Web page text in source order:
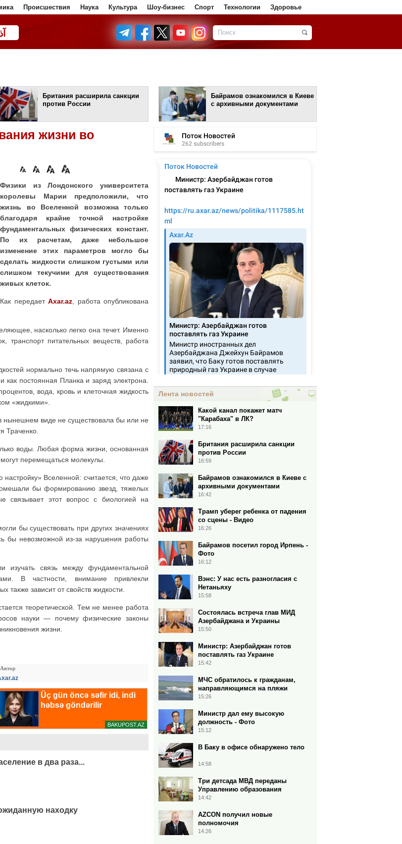
Происшествия Наука Культура Шоу-бизнес Спорт Технологии Здоровье
آذ
Британия расширила санкции
против России
Байрамов ознакомился в Киеве
с архивными документами
жизни во
Физики из Лондонского университета
королевы Марии предположили, что
жизнь во Вселенной возможна только
благодаря крайне точной настройке
фундаментальных физических констант.
По их расчетам, даже небольшое
изменение этих параметров могло бы
сделать жидкости слишком густыми или
слишком текучими для существования
живых клеток.
Как передает Axar.az , работа опубликована
насколько легко она течет. Именно
транспорт питательных веществ, работа
нормально течь напрямую связана с
постоянная Планка и заряд электрона.
вода, кровь и клеточная жидкость
«жидкими».
нынешнем виде не существовала бы или не
Траченко.
воды. Любая форма жизни, основанная
перемещаться молекулы.
Вселенной: считается, что даже
бы формированию звезд, тяжелых
связывает этот вопрос с биологией на
бы существовать при других значениях
бы невозможной из-за нарушения работы
изучать связь между фундаментальной
В частности, внимание привлекли
также зависит от свойств жидкости.
теоретической. Тем не менее работа
науки — почему физические законы
жизни.
Автор
в два раза...
находку
Лента новостей
Какой канал покажет матч
"Карабаха" в ЛК?
17:16
Британия расширила санкции
против России
16:59
Байрамов ознакомился в Киеве с
архивными документами
16:42
Трамп уберег ребенка от падения
со сцены - Видео
16:26
Байрамов посетил город Ирпень -
Фото
16:12
Вэнс: У нас есть разногласия с
Нетаньяху
15:58
Состоялась встреча глав МИД
Азербайджана и Украины
15:50
Министр: Азербайджан готов
поставлять газ Украине
15:42
МЧС обратилось к гражданам,
направляющимся на пляжи
15:26
Министр дал ему высокую
должность - Фото
15:12
В Баку в офисе обнаружено тело
14:58
Три детсада МВД переданы
Управлению образования
14:42
AZCON получил новые
полномочия
14:26